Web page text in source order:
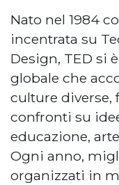
Nato nel 1984
incentrata su
Design, TED si
globale che
culture diverse,
confronti su
educazione,
Ogni anno,
organizzati in